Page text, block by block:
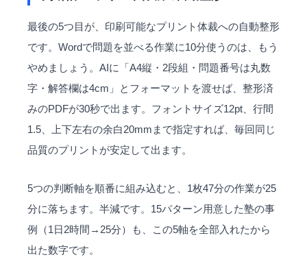
最後の5つ目が、印刷可能なプリント体裁への自動整形
です。Wordで問題を並べる作業に10分使うのは、もう
やめましょう。AIに「A4縦・2段組・問題番号は丸数
字・解答欄は4cm」とフォーマットを渡せば、整形済
みのPDFが30秒で出ます。フォントサイズ12pt、行間
1.5、上下左右の余白20mmまで指定すれば、毎回同じ
品質のプリントが安定して出ます。
5つの判断軸を順番に組み込むと、1枚47分の作業が25
分に落ちます。半減です。15パターン用意した塾の事
例（1日2時間→25分）も、この5軸を全部入れたから
出た数字です。